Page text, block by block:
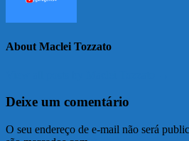
About Maclei Tozzato
Deixe um comentário
O seu endereço de e-mail não será